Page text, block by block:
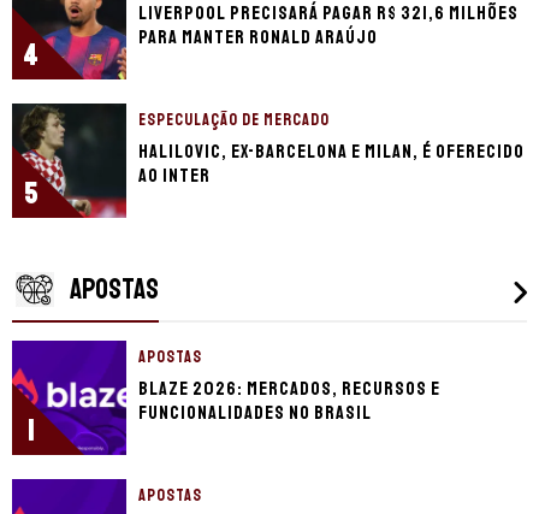
4
Liverpool precisará pagar R$ 321,6 milhões
para manter Ronald Araújo
5
ESPECULAÇÃO DE MERCADO
Halilovic, ex-Barcelona e Milan, é oferecido
ao Inter
APOSTAS
1
APOSTAS
Blaze 2026: mercados, recursos e
funcionalidades no Brasil
APOSTAS